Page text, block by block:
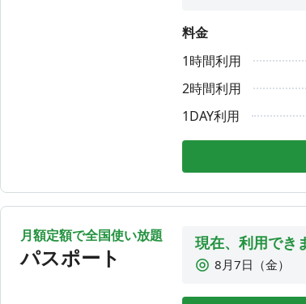
8月10日（月）
8月11日（火）
8月12日（水）
料金
1時間利用
2時間利用
1DAY利用
月額定額で全国使い放題
パスポート
現在、利用でき
8月7日（金）